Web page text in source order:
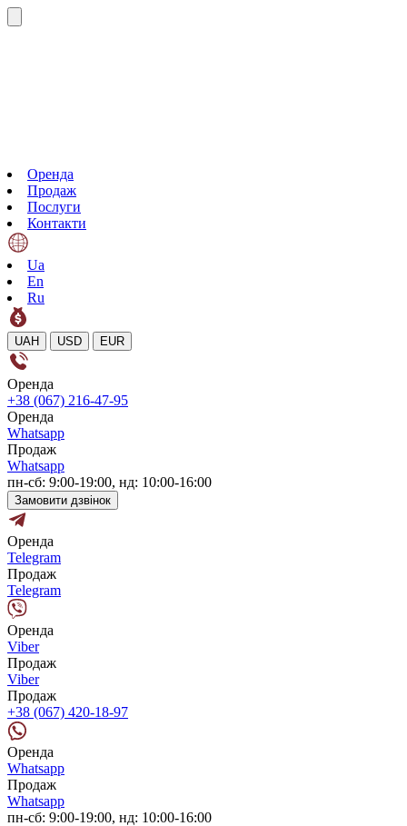
Оренда
Продаж
Послуги
Контакти
Ua
En
Ru
UAH USD EUR
Оренда
+38 (067) 216-47-95
Оренда
Whatsapp
Продаж
Whatsapp
пн-сб: 9:00-19:00, нд: 10:00-16:00
Замовити дзвінок
Оренда
Telegram
Продаж
Telegram
Оренда
Viber
Продаж
Viber
Продаж
+38 (067) 420-18-97
Оренда
Whatsapp
Продаж
Whatsapp
пн-сб: 9:00-19:00, нд: 10:00-16:00